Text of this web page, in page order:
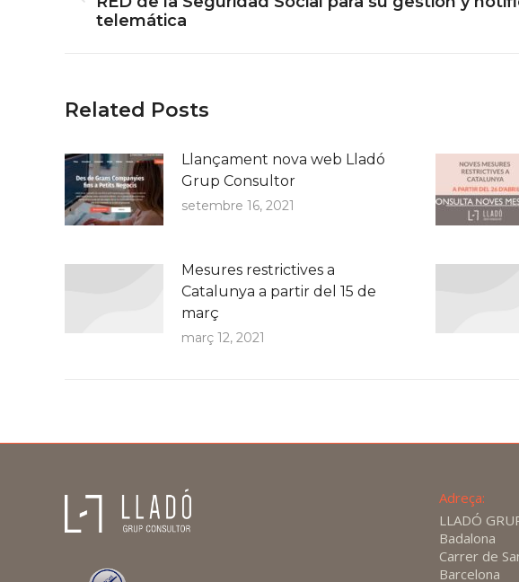
post:
telemática
Related Posts
Llançament nova web Lladó
Grup Consultor
setembre 16, 2021
Mesures restrictives a
Catalunya a partir del 15 de
març
març 12, 2021
Adreça:
LLADÓ
Badalona
Carrer de
Barcelona